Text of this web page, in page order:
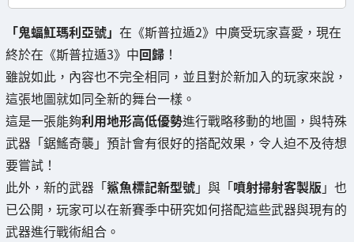
「鬼蝠魟瑪利亞號」 在《斯普拉遁2》中廣受玩家喜愛，現在
終於在《斯普拉遁3》中回歸 ！
雖說如此，內容也不完全相同，並且對於新加入的玩家來說，
這張地圖就如同全新的舞台一樣。
這是一張能夠利用地形高低優勢進行戰略移動的地圖，與特殊
武器「鋸鰩奇襲」預計會有很好的搭配效果，令人迫不及待想
要嘗試！
此外，新的武器「鯊魚標記新型號」與「噴射掃射客製版 」也
已公開，玩家可以在新賽季中研究如何搭配這些武器與現有的
武器進行戰術組合。